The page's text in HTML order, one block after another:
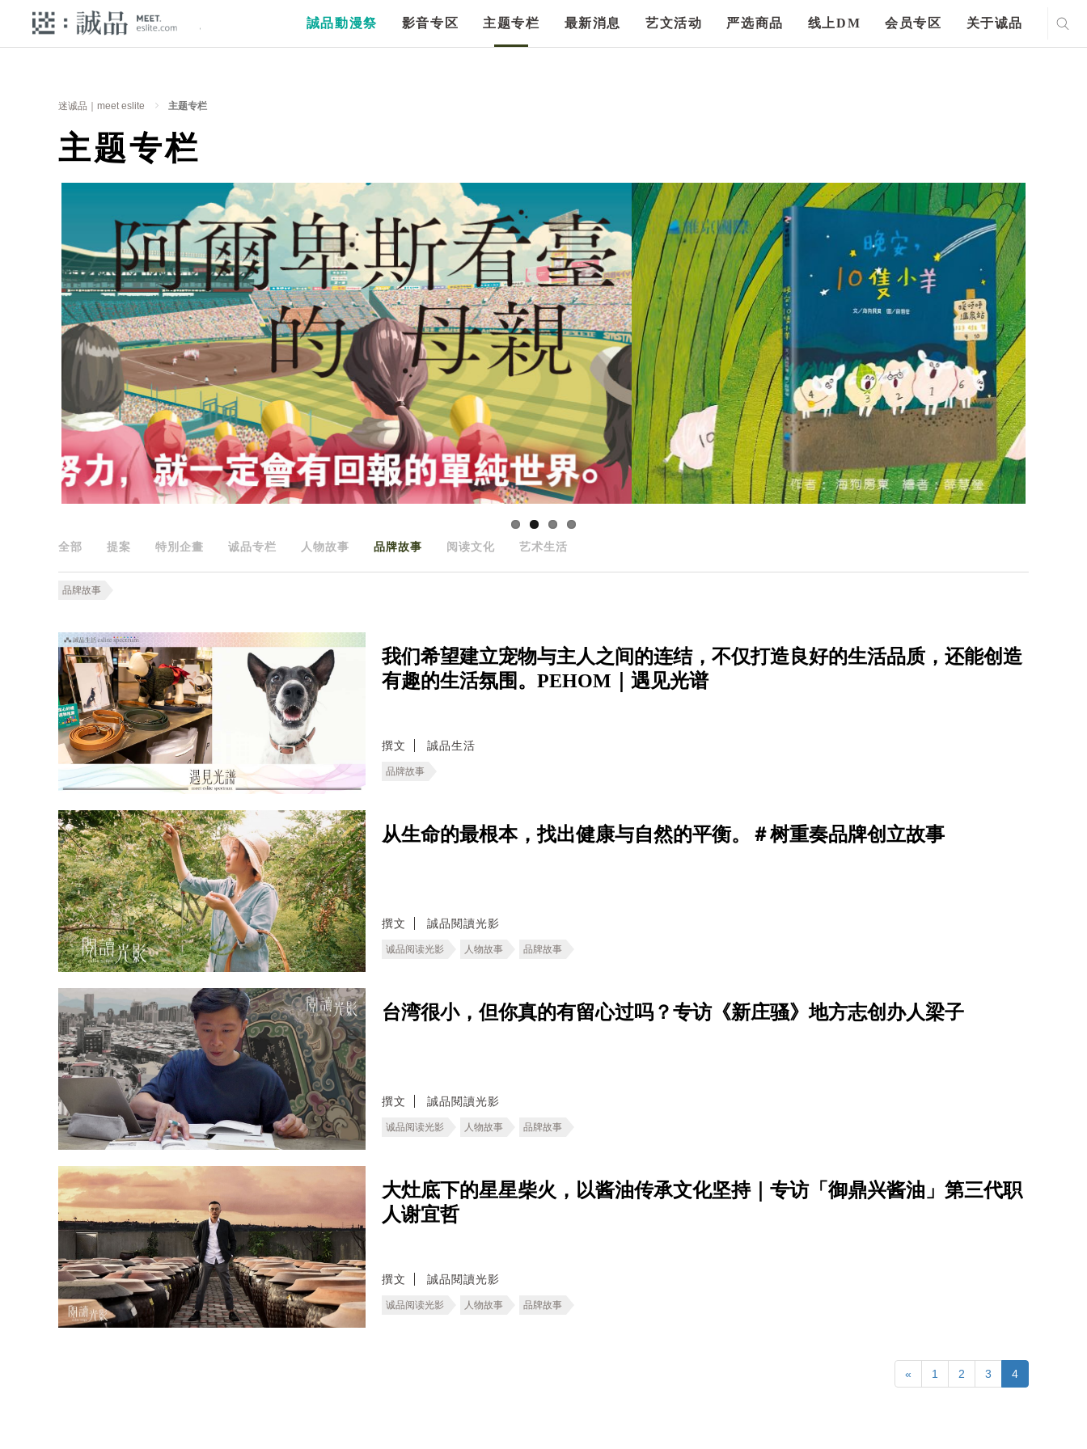
誠品動漫祭 影音专区 主题专栏 最新消息 艺文活动 严选商品 线上DM 会员专区 关于诚品
迷诚品｜meet eslite 主题专栏
主题专栏
全部 提案 特別企畫 诚品专栏 人物故事 品牌故事 阅读文化 艺术生活
品牌故事
我们希望建立宠物与主人之间的连结，不仅打造良好的生活品质，还能创造
有趣的生活氛围。PEHOM｜遇见光谱
撰文 誠品生活
品牌故事
从生命的最根本，找出健康与自然的平衡。＃树重奏品牌创立故事
撰文 誠品閱讀光影
诚品阅读光影 人物故事 品牌故事
台湾很小，但你真的有留心过吗？专访《新庄骚》地方志创办人梁子
撰文 誠品閱讀光影
诚品阅读光影 人物故事 品牌故事
大灶底下的星星柴火，以酱油传承文化坚持｜专访「御鼎兴酱油」第三代职
人谢宜哲
撰文 誠品閱讀光影
诚品阅读光影 人物故事 品牌故事
« 1 2 3 4